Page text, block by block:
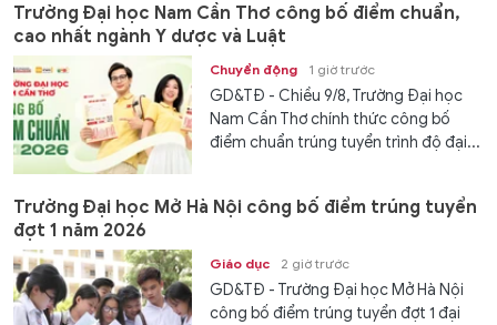
Trường Đại học Nam Cần Thơ công bố điểm chuẩn,
cao nhất ngành Y dược và Luật
Chuyển động 1 giờ trước
GD&TĐ - Chiều 9/8, Trường Đại học
Nam Cần Thơ chính thức công bố
điểm chuẩn trúng tuyển trình độ đại...
Trường Đại học Mở Hà Nội công bố điểm trúng tuyển
đợt 1 năm 2026
Giáo dục 2 giờ trước
GD&TĐ - Trường Đại học Mở Hà Nội
công bố điểm trúng tuyển đợt 1 đại